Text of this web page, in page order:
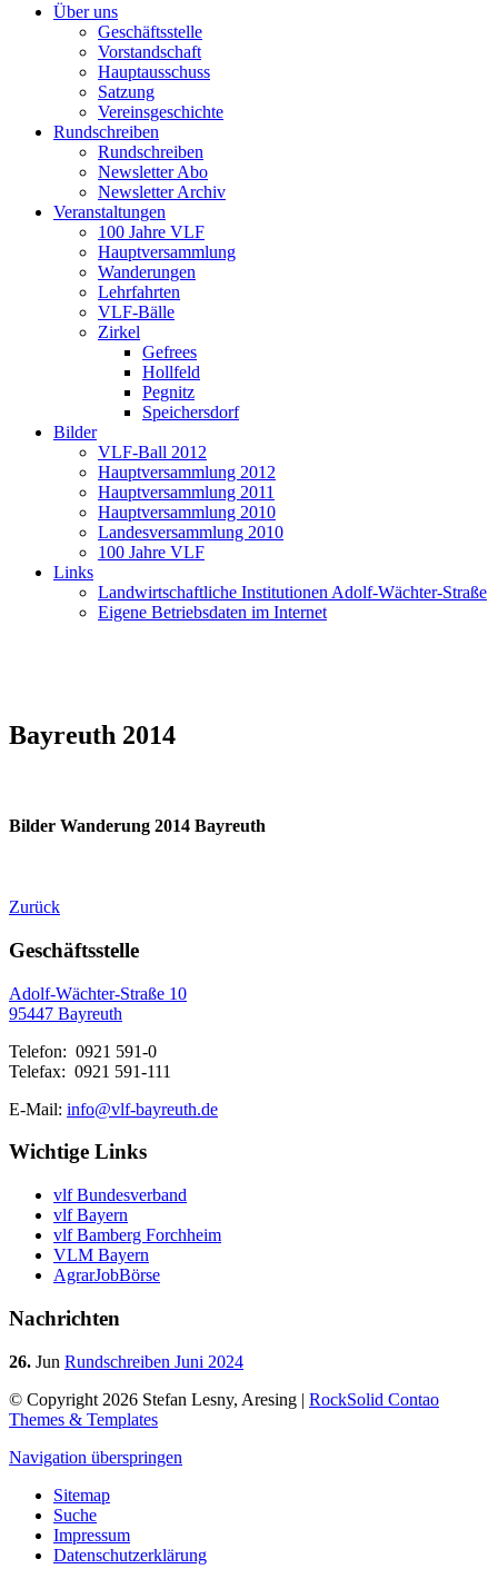
Über uns
Geschäftsstelle
Vorstandschaft
Hauptausschuss
Satzung
Vereinsgeschichte
Rundschreiben
Rundschreiben
Newsletter Abo
Newsletter Archiv
Veranstaltungen
100 Jahre VLF
Hauptversammlung
Wanderungen
Lehrfahrten
VLF-Bälle
Zirkel
Gefrees
Hollfeld
Pegnitz
Speichersdorf
Bilder
VLF-Ball 2012
Hauptversammlung 2012
Hauptversammlung 2011
Hauptversammlung 2010
Landesversammlung 2010
100 Jahre VLF
Links
Landwirtschaftliche Institutionen Adolf-Wächter-Straße
Eigene Betriebsdaten im Internet
Bayreuth 2014
Bilder Wanderung 2014 Bayreuth
Zurück
Geschäftsstelle
Adolf-Wächter-Straße 10
95447 Bayreuth
Telefon: 0921 591-0
Telefax: 0921 591-111
E-Mail: info@vlf-bayreuth.de
Wichtige Links
vlf Bundesverband
vlf Bayern
vlf Bamberg Forchheim
VLM Bayern
AgrarJobBörse
Nachrichten
26. Jun Rundschreiben Juni 2024
© Copyright 2026 Stefan Lesny, Aresing | RockSolid Contao
Themes & Templates
Navigation überspringen
Sitemap
Suche
Impressum
Datenschutzerklärung